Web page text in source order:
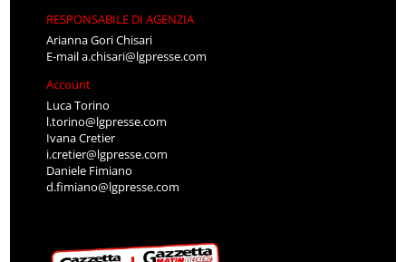
RESPONSABILE DI AGENZIA
Arianna Gori Chisari
E-maila.chisari@lgpresse.com
Account
Luca Torino
l.torino@lgpresse.com
Ivana Cretier
i.cretier@lgpresse.com
Daniele Fimiano
d.fimiano@lgpresse.com